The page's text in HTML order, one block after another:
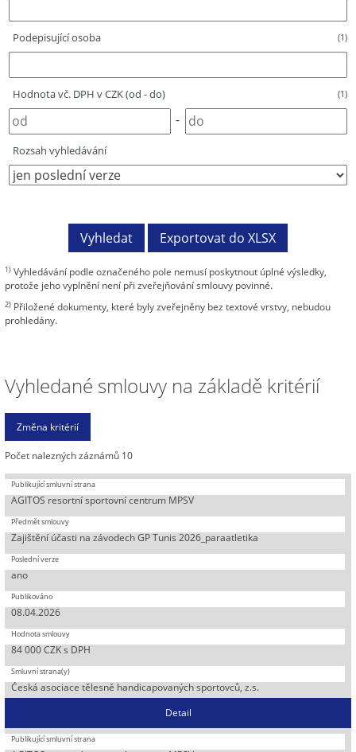
Podepisující osoba (1)
Hodnota vč. DPH v CZK (od - do) (1)
-
Rozsah vyhledávání
1) Vyhledávání podle označeného pole nemusí poskytnout úplné výsledky,
protože jeho vyplnění není při zveřejňování smlouvy povinné.
2) Přiložené dokumenty, které byly zveřejněny bez textové vrstvy, nebudou
prohledány.
Vyhledané smlouvy na základě kritérií
Počet nalezných záznámů 10
AGITOS resortní sportovní centrum MPSV
Zajištění účasti na závodech GP Tunis 2026_paraatletika
ano
08.04.2026
84 000 CZK s DPH
Česká asociace tělesně handicapovaných sportovců, z.s.
Detail